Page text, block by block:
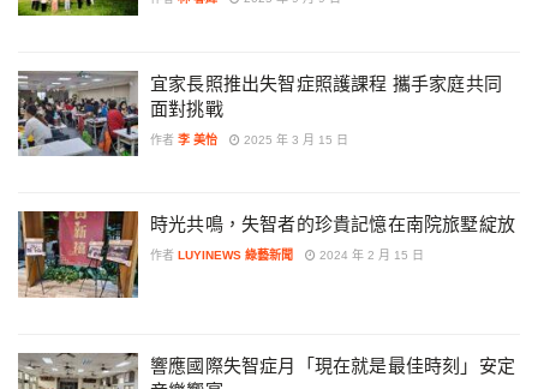
宜家長照推出失智症照護課程 攜手家庭共同
面對挑戰
作者 李 美怡 2025 年 3 月 15 日
時光共鳴，失智者的珍貴記憶在南院旅墅綻放
作者 LUYINEWS 綠藝新聞 2024 年 2 月 15 日
響應國際失智症月「現在就是最佳時刻」安定